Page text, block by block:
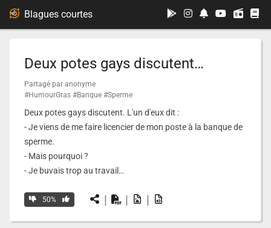
Deux potes gays discutent…
Partagé par anonyme
#HumourGras #Banque #Sperme
Deux potes gays discutent. L'un d'eux dit :
- Je viens de me faire licencier de mon poste à la banque de
sperme.
- Mais pourquoi ?
- Je buvais trop au travail…
50% | | |
Blagues courtes